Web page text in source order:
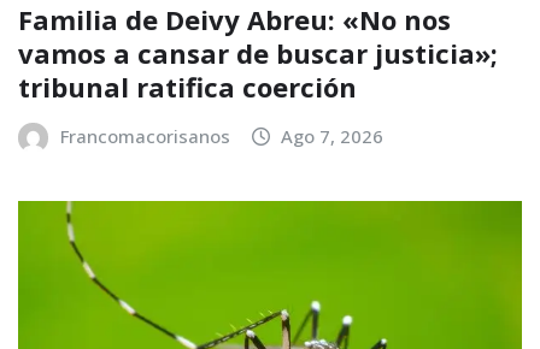
Familia de Deivy Abreu: «No nos
vamos a cansar de buscar justicia»;
tribunal ratifica coerción
Francomacorisanos Ago 7, 2026